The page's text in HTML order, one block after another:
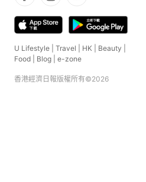
U Lifestyle Travel HK Beauty
Food
Blog e-zone
香港經濟日報版權所有©2026